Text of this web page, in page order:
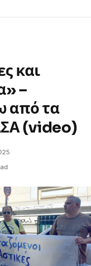
και
–
από τα
(video)